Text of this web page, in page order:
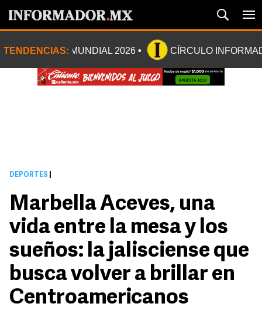
TENDENCIAS: MUNDIAL 2026 CÍRCULO
DEPORTES
Marbella Aceves, una
vida entre la mesa y los
sueños: la jalisciense que
busca volver a brillar en
Centroamericanos